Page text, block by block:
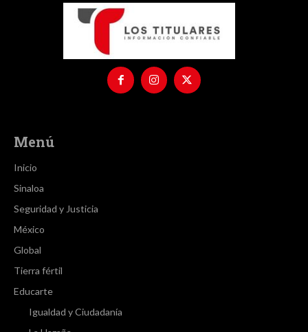
Menú
Inicio
Sinaloa
Seguridad y Justicia
México
Global
Tierra fértil
Educarte
Igualdad y Ciudadanía